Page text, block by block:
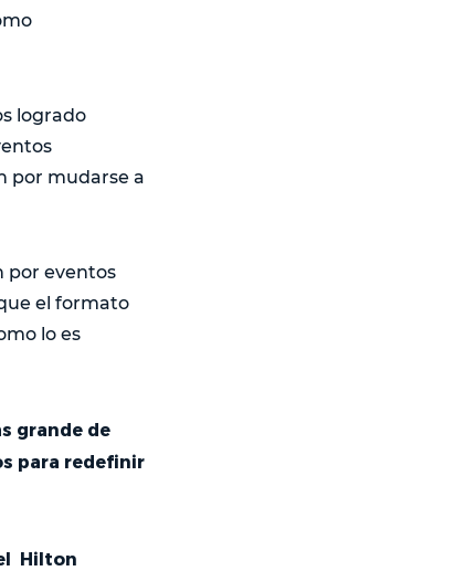
logrado
por mudarse a
por eventos
el formato
lo es
grande de
para redefinir
Hilton